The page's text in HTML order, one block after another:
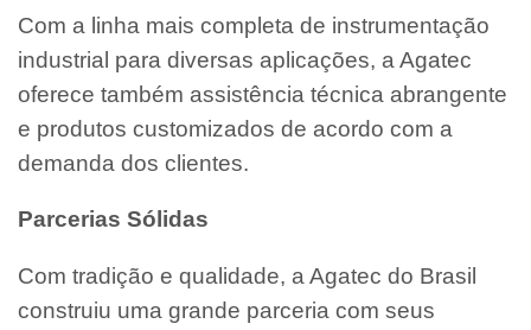
Com a linha mais completa de instrumentação
industrial para diversas aplicações, a Agatec
oferece também assistência técnica abrangente
e produtos customizados de acordo com a
demanda dos clientes.
Parcerias Sólidas
Com tradição e qualidade, a Agatec do Brasil
construiu uma grande parceria com seus